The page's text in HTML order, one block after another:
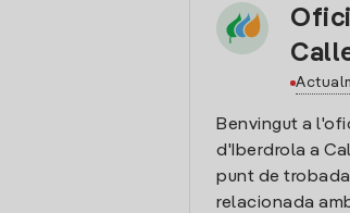
Benvingut a
d'Iberdrola a
punt de
relacionada